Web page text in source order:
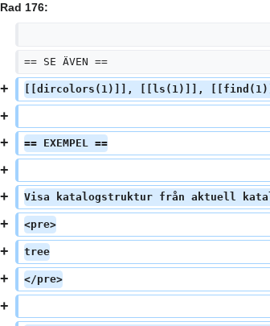
Rad 176:
== SE ÄVEN ==
[[dircolors(1)]], [[ls(1)]],
== EXEMPEL ==
Visa katalogstruktur från aktuell
<pre>
tree
</pre>